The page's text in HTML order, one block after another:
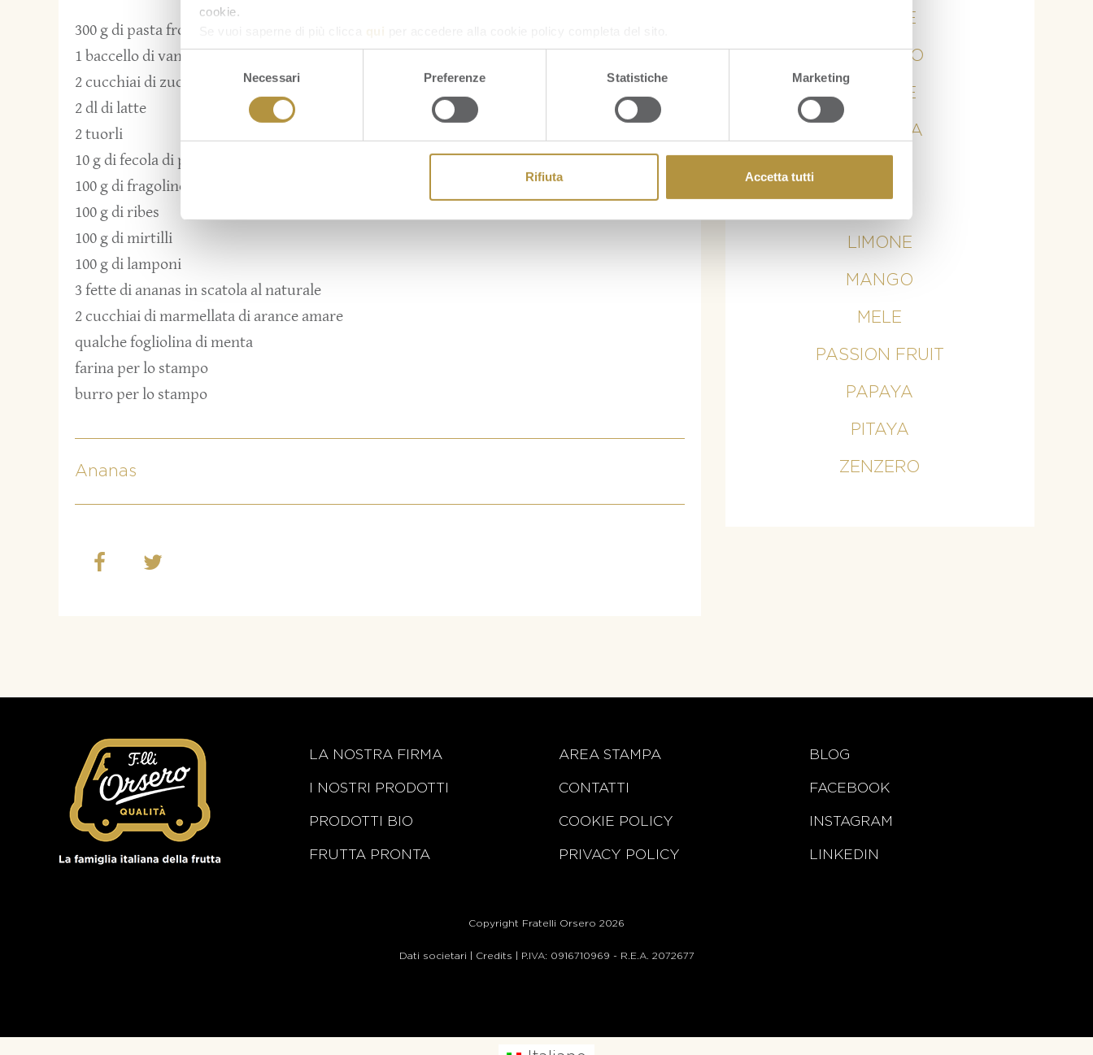
cookie.
qui
Selezione
del
Necessari Preferenze Statistiche Marketing
Rifiuta Accetta tutti
300 g di pasta frolla
1 baccello di vaniglia
2 cucchiai di zucchero
2 dl di latte
2 tuorli
10 g di fecola di patate
100 g di fragoline di bosco
100 g di ribes
100 g di mirtilli
100 g di lamponi
3 fette di ananas in scatola al naturale
2 cucchiai di marmellata di arance amare
qualche fogliolina di menta
farina per lo stampo
burro per lo stampo
Ananas
ARANCE
AVOCADO
BANANE
CURCUMA
LIMONE
MANGO
MELE
PASSION FRUIT
PAPAYA
PITAYA
ZENZERO
LA NOSTRA FIRMA
I NOSTRI PRODOTTI
PRODOTTI BIO
FRUTTA PRONTA
AREA STAMPA
CONTATTI
COOKIE POLICY
PRIVACY POLICY
BLOG
FACEBOOK
INSTAGRAM
LINKEDIN
Copyright Fratelli Orsero 2026
Dati societari Credits | P.IVA: 0916710969 - R.E.A. 2072677